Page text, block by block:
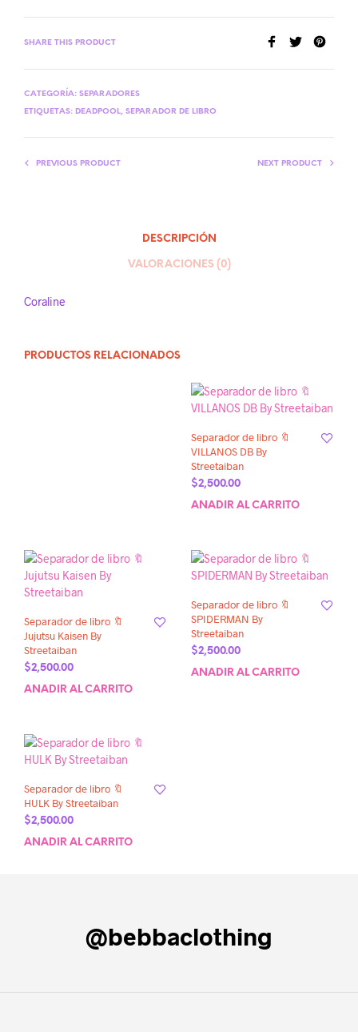
SHARE THIS PRODUCT
CATEGORÍA: SEPARADORES
ETIQUETAS: DEADPOOL, SEPARADOR DE LIBRO
PREVIOUS PRODUCT NEXT PRODUCT
DESCRIPCIÓN
VALORACIONES (0)
Coraline
PRODUCTOS RELACIONADOS
Separador de libro 🔖
VILLANOS DB By
Streetaiban
$2,500.00
AÑADIR AL CARRITO
Separador de libro 🔖
Jujutsu Kaisen By
Streetaiban
$2,500.00
AÑADIR AL CARRITO
Separador de libro 🔖
SPIDERMAN By
Streetaiban
$2,500.00
AÑADIR AL CARRITO
Separador de libro 🔖
HULK By Streetaiban
$2,500.00
AÑADIR AL CARRITO
@bebbaclothing